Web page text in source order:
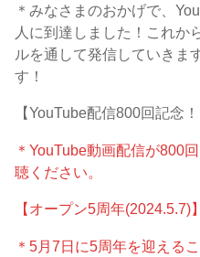
＊みなさまのおかげで、
人に到達しました！これか
ルを通して発信していきま
す！
【YouTube配信800回記念！
＊YouTube動画配信が800
聴ください。
【オープン5周年(2024.5.7)】
＊5月7日に5周年を迎える